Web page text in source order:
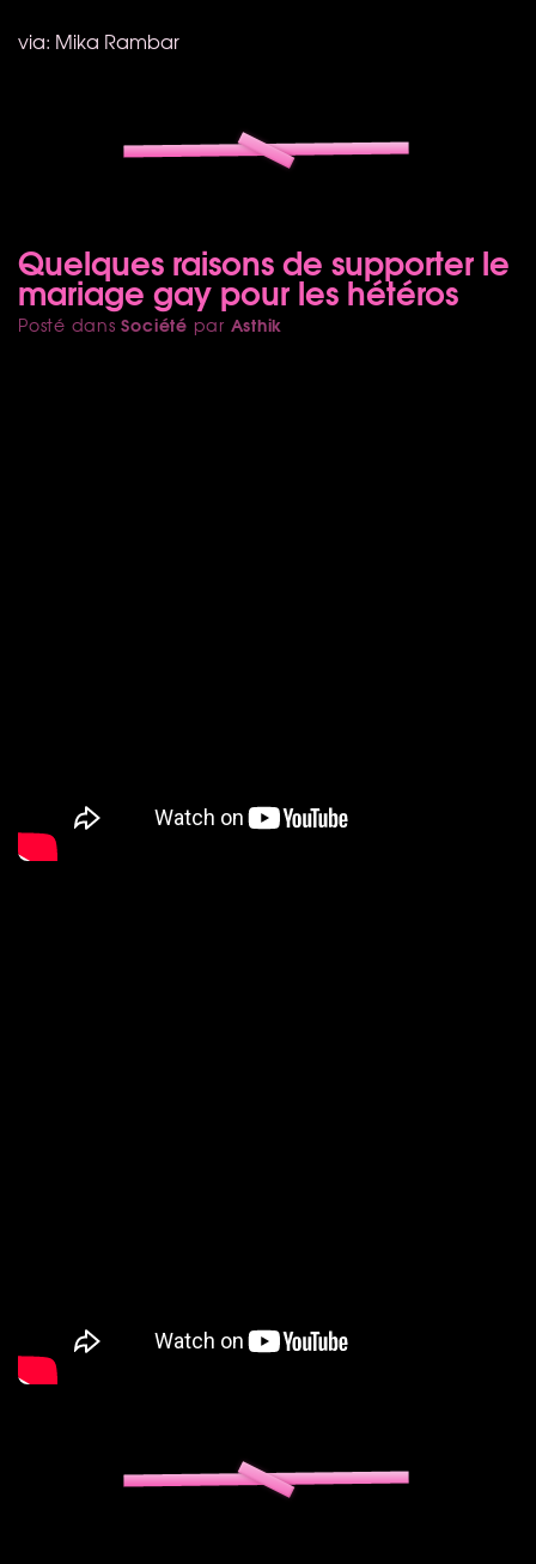
via: Mika Rambar
Quelques raisons de supporter le
mariage gay pour les hétéros
Posté dansSociété par Asthik